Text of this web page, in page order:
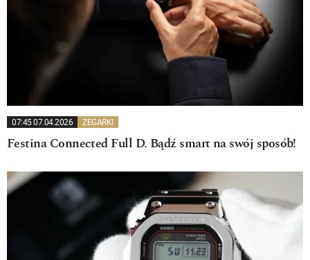
07:45 07.04.2026 ZEGARKI
Festina Connected Full D. Bądź smart na swój sposób!